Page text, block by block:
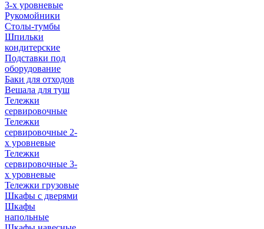
3-х уровневые
Рукомойники
Столы-тумбы
Шпильки
кондитерские
Подставки под
оборудование
Баки для отходов
Вешала для туш
Тележки
сервировочные
Тележки
сервировочные 2-
х уровневые
Тележки
сервировочные 3-
х уровневые
Тележки грузовые
Шкафы с дверями
Шкафы
напольные